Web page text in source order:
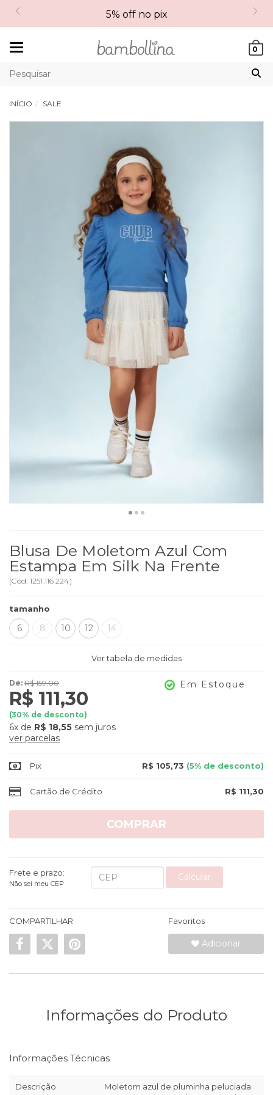
5% off no pix
0
INÍCIO SALE
Blusa De Moletom Azul Com
Estampa Em Silk Na Frente
(Cód. 1251.116.224)
tamanho
6 8 10 12 14
Ver tabela de medidas
De: R$ 159,00
R$ 111,30
(30% de desconto)
6x de R$ 18,55 sem juros
ver parcelas
Em Estoque
Pix R$ 105,73 (5% de desconto)
Cartão de Crédito R$ 111,30
COMPRAR
Frete e prazo:
Não sei meu CEP
Calcular
COMPARTILHAR Favoritos
Adicionar
Informações do Produto
Informações Técnicas
Descrição
Moletom azul de pluminha peluciada